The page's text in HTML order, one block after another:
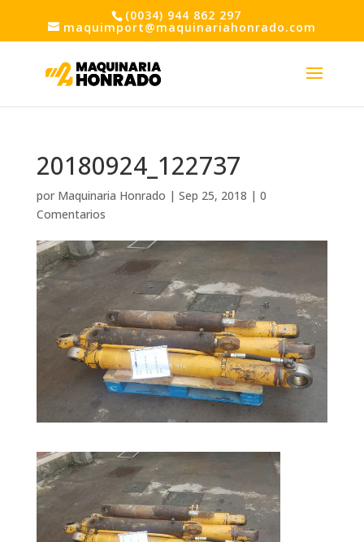
(0034) 944 862 297
maquimport@maquinariahonrado.com
20180924_122737
por Maquinaria Honrado | Sep 25, 2018 | 0
Comentarios